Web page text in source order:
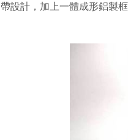
帶設計，加上一體成形鋁製